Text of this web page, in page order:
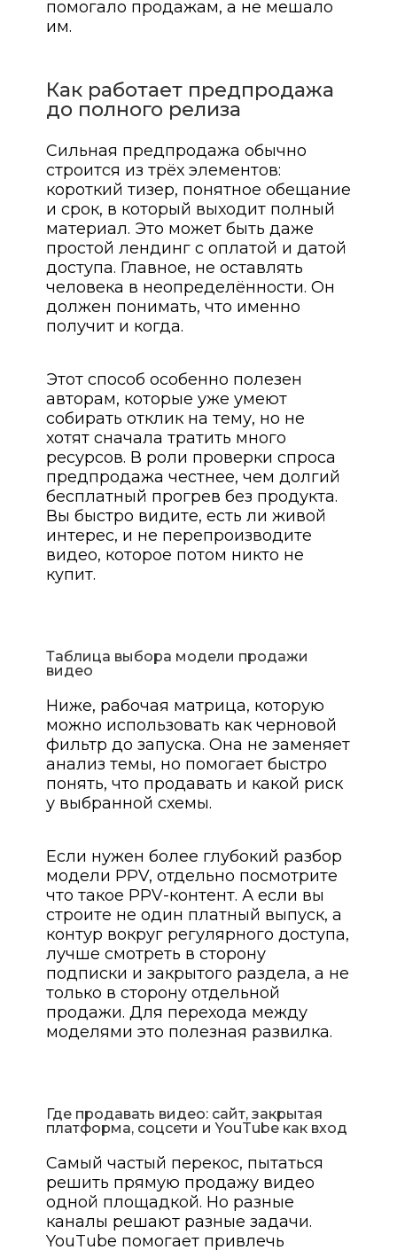
помогало продажам, а не мешало
им.
Как работает предпродажа
до полного релиза
Сильная предпродажа обычно
строится из трёх элементов:
короткий тизер, понятное обещание
и срок, в который выходит полный
материал. Это может быть даже
простой лендинг с оплатой и датой
доступа. Главное, не оставлять
человека в неопределённости. Он
должен понимать, что именно
получит и когда.
Этот способ особенно полезен
авторам, которые уже умеют
собирать отклик на тему, но не
хотят сначала тратить много
ресурсов. В роли проверки спроса
предпродажа честнее, чем долгий
бесплатный прогрев без продукта.
Вы быстро видите, есть ли живой
интерес, и не перепроизводите
видео, которое потом никто не
купит.
Таблица выбора модели продажи
видео
Ниже, рабочая матрица, которую
можно использовать как черновой
фильтр до запуска. Она не заменяет
анализ темы, но помогает быстро
понять, что продавать и какой риск
у выбранной схемы.
Если нужен более глубокий разбор
модели PPV, отдельно посмотрите
что такое PPV-контент. А если вы
строите не один платный выпуск, а
контур вокруг регулярного доступа,
лучше смотреть в сторону
подписки и закрытого раздела, а не
только в сторону отдельной
продажи. Для перехода между
моделями это полезная развилка.
Где продавать видео: сайт, закрытая
платформа, соцсети и YouTube как вход
Самый частый перекос, пытаться
решить прямую продажу видео
одной площадкой. Но разные
каналы решают разные задачи.
YouTube помогает привлечь